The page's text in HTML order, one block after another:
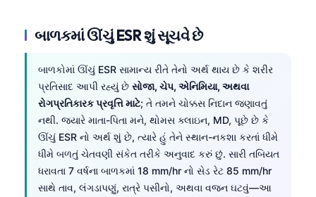
બાળકમાં ઊંચું ESR શું સૂચવે છે
બાળકોમાં ઊંચું ESR સામાન્ય રીતે તેનો અર્થ થાય છે કે શરીર
પ્રતિસાદ આપી રહ્યું છે સોજા, ચેપ, એનિમિયા, અથવા
રોગપ્રતિકારક પ્રવૃત્તિ માટે; તે તમને ચોક્કસ નિદાન જણાવતું
નથી. જ્યારે માતા-પિતા મને, થોમસ ક્લાઇન, MD, પૂછે છે કે
ઊંચું ESR નો અર્થ શું છે, ત્યારે હું તેને સ્થાન-નકશા કરતાં ધીમે
ધીમે બળતું ચેતવણી સંકેત તરીકે અનુવાદ કરું છું. સારી તબિયત
ધરાવતા 7 વર્ષના બાળકમાં 18 mm/hr નો સેડ રેટ 85 mm/hr
સાથે તાવ, લંગડાપણું, રાત્રે પસીનો, અથવા વજન ઘટવું—આ